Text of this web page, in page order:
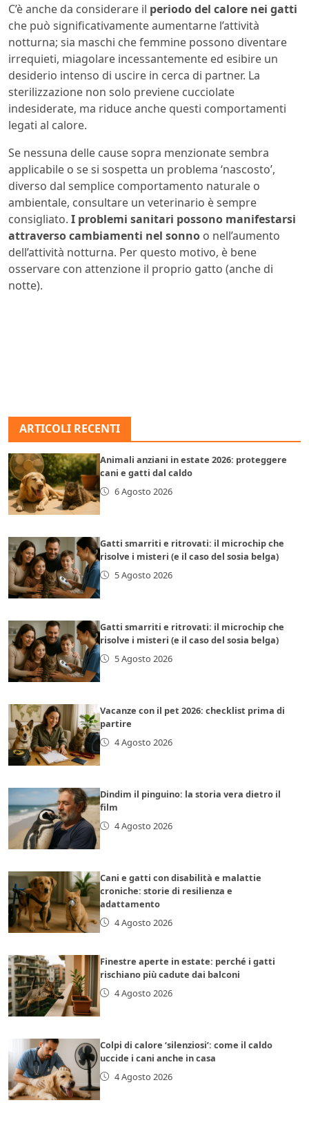
C’è anche da considerare il periodo del calore nei gatti
che può significativamente aumentarne l’attività
notturna; sia maschi che femmine possono diventare
irrequieti, miagolare incessantemente ed esibire un
desiderio intenso di uscire in cerca di partner. La
sterilizzazione non solo previene cucciolate
indesiderate, ma riduce anche questi comportamenti
legati al calore.
Se nessuna delle cause sopra menzionate sembra
applicabile o se si sospetta un problema ‘nascosto’,
diverso dal semplice comportamento naturale o
ambientale, consultare un veterinario è sempre
consigliato. I problemi sanitari possono manifestarsi
attraverso cambiamenti nel sonno o nell’aumento
dell’attività notturna. Per questo motivo, è bene
osservare con attenzione il proprio gatto (anche di
notte).
ARTICOLI RECENTI
Animali anziani in estate 2026: proteggere
cani e gatti dal caldo
6 Agosto 2026
Gatti smarriti e ritrovati: il microchip che
risolve i misteri (e il caso del sosia belga)
5 Agosto 2026
Gatti smarriti e ritrovati: il microchip che
risolve i misteri (e il caso del sosia belga)
5 Agosto 2026
Vacanze con il pet 2026: checklist prima di
partire
4 Agosto 2026
Dindim il pinguino: la storia vera dietro il
film
4 Agosto 2026
Cani e gatti con disabilità e malattie
croniche: storie di resilienza e
adattamento
4 Agosto 2026
Finestre aperte in estate: perché i gatti
rischiano più cadute dai balconi
4 Agosto 2026
Colpi di calore ‘silenziosi’: come il caldo
uccide i cani anche in casa
4 Agosto 2026